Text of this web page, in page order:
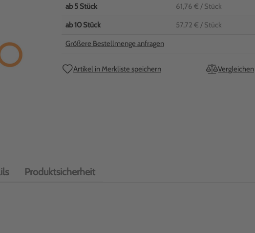
ab5 Stück 61,76 € / Stück
ab10 Stück 57,72 € / Stück
Größere Bestellmenge anfragen
Artikel in Merkliste speichern Vergleichen
Produktsicherheit